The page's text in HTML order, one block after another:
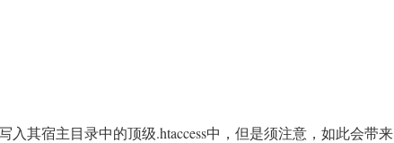
入其宿主目录中的顶级.htaccess中，但是须注意，如此会带来